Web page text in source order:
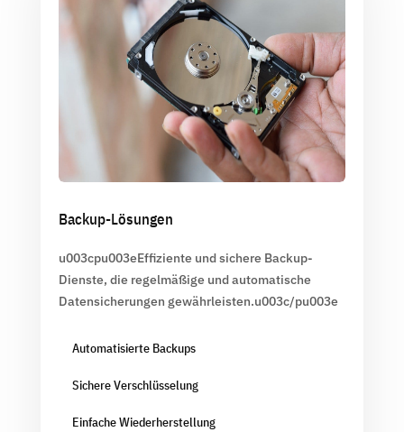
Backup-Lösungen
u003cpu003eEffiziente und sichere Backup-
Dienste, die regelmäßige und automatische
Datensicherungen gewährleisten.u003c/pu003e
Automatisierte Backups
Sichere Verschlüsselung
Einfache Wiederherstellung